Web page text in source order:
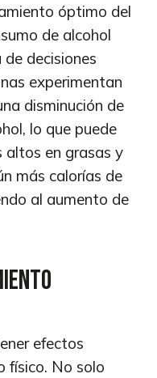
óptimo del
de alcohol
decisiones
experimentan
disminución de
lo que puede
altos en grasas y
más calorías de
al aumento de
efectos
físico. No solo